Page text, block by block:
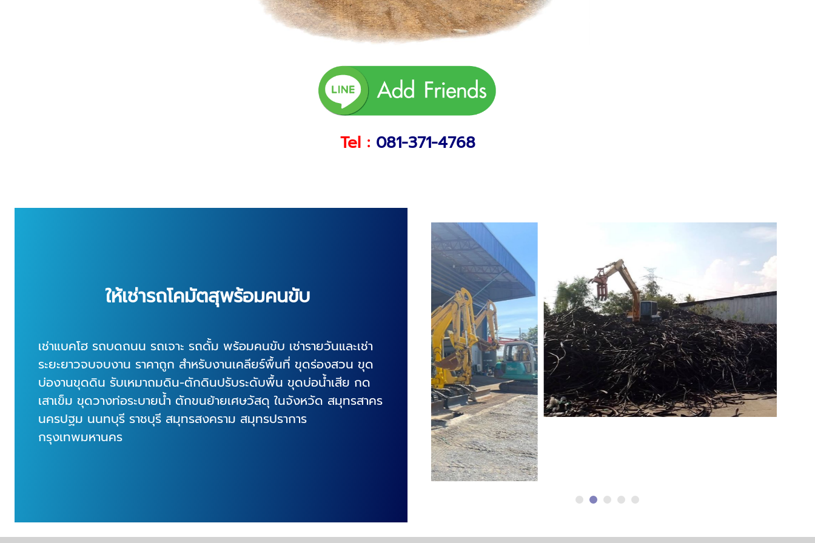
Tel : 081-371-4768
ให้เช่ารถโคมัตสุพร้อมคนขับ
เช่าแบคโฮ รถบดถนน รถเจาะ รถดั้ม พร้อมคนขับ เช่ารายวันและเช่า
ระยะยาวจบจบงาน ราคาถูก สำหรับงานเคลียร์พื้นที่ ขุดร่องสวน ขุด
บ่องานขุดดิน รับเหมาถมดิน-ตักดินปรับระดับพื้น ขุดบ่อน้ำเสีย กด
เสาเข็ม ขุดวางท่อระบายน้ำ ตักขนย้ายเศษวัสดุ ในจังหวัด สมุทรสาคร
นครปฐม นนทบุรี ราชบุรี สมุทรสงคราม สมุทรปราการ
กรุงเทพมหานคร